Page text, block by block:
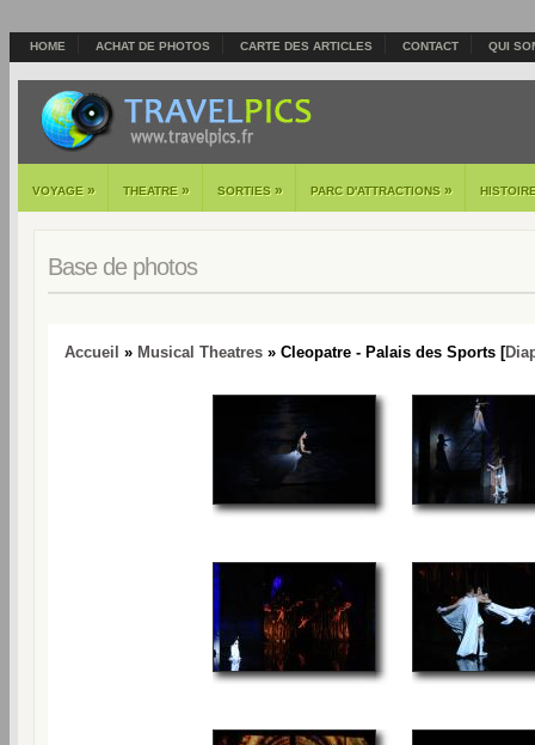
HOME ACHAT DE PHOTOS CARTE DES ARTICLES CONTACT QUI
VOYAGE » THEATRE » SORTIES » PARC D'ATTRACTIONS »
Base de photos
Accueil » Musical Theatres » Cleopatre - Palais des Sports [